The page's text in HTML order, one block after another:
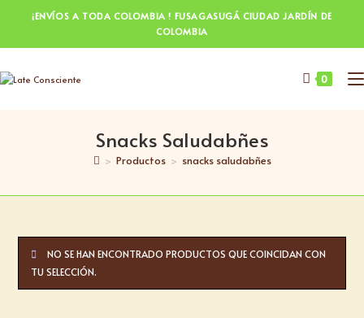
¡ENVÍOS A TODA COLOMBIA ! FUSAGASUGÁ CIUDAD JARDÍN DE
COLOMBIA
0
Snacks Saludabñes
> Productos > snacks saludabñes
NO SE HAN ENCONTRADO PRODUCTOS QUE COINCIDAN CON
TU SELECCIÓN.